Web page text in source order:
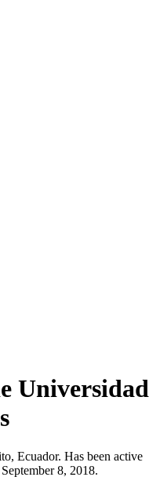
Universidad
Ecuador. Has been active
8, 2018.